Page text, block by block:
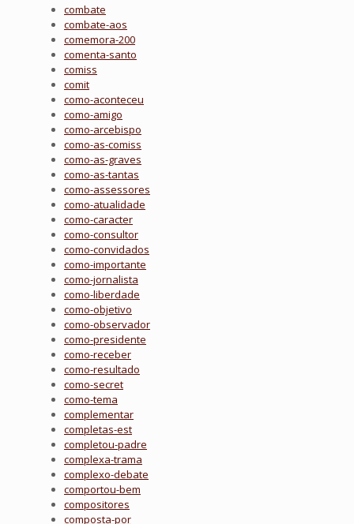
combate
combate-aos
comemora-200
comenta-santo
comiss
comit
como-aconteceu
como-amigo
como-arcebispo
como-as-comiss
como-as-graves
como-as-tantas
como-assessores
como-atualidade
como-caracter
como-consultor
como-convidados
como-importante
como-jornalista
como-liberdade
como-objetivo
como-observador
como-presidente
como-receber
como-resultado
como-secret
como-tema
complementar
completas-est
completou-padre
complexa-trama
complexo-debate
comportou-bem
compositores
composta-por